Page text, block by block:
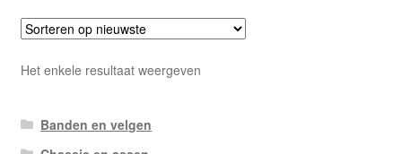
Het enkele resultaat weergeven
Banden en velgen